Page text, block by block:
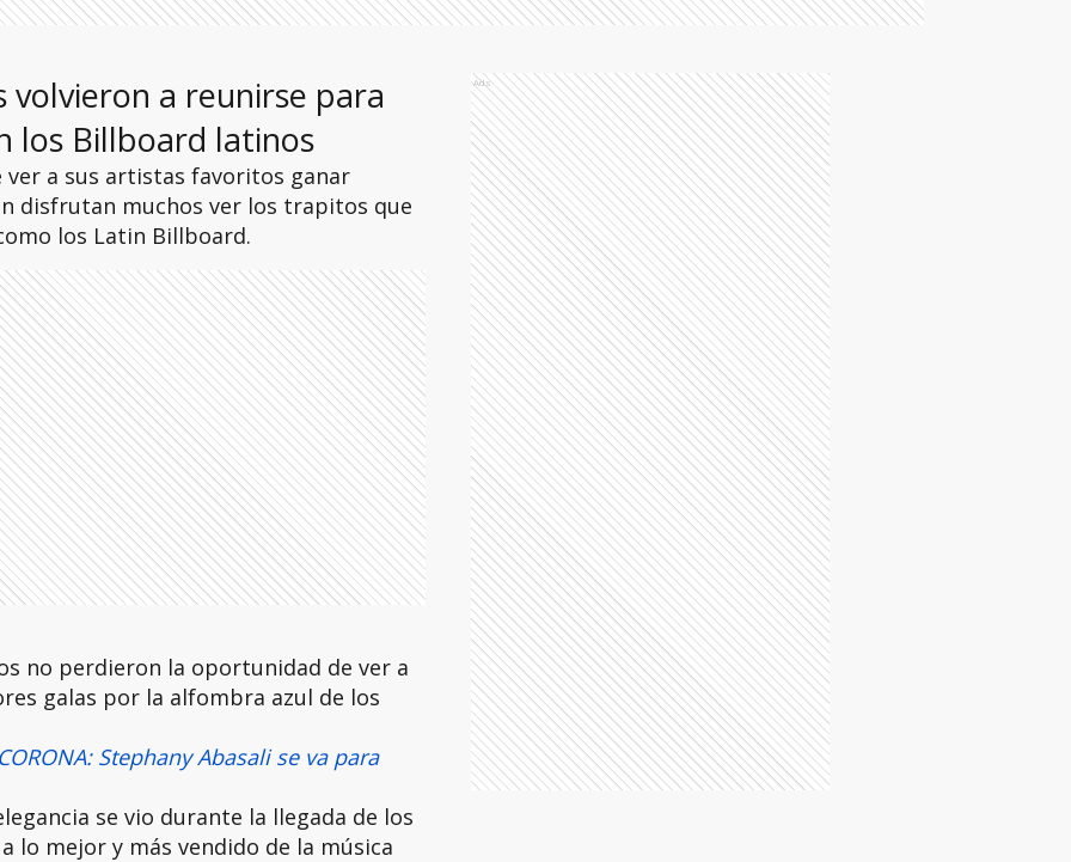
a reunirse para
los Billboard latinos
ver a sus artistas favoritos ganar
disfrutan muchos ver los trapitos que
los Latin Billboard.
no perdieron la oportunidad de ver a
galas por la alfombra azul de los
Stephany Abasali se va para
se vio durante la llegada de los
lo mejor y más vendido de la música
Ads